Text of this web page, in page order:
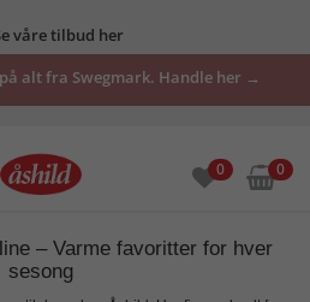
våre tilbud her
alt fra Swegmark. Handle her →
0 0
– Varme favoritter for hver
sesong